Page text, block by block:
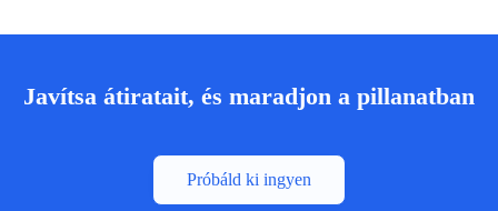
Javítsa átiratait, és maradjon a pillanatban
Próbáld ki ingyen